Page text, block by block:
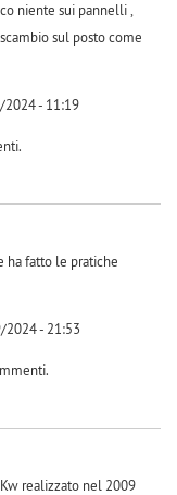
niente sui pannelli ,
sul posto come
2024 - 11:19
ha fatto le pratiche
2024 - 21:53
realizzato nel 2009